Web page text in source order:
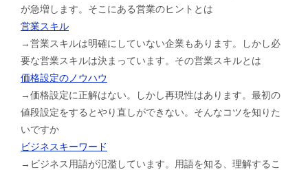
が急増します。そこにある営業のヒントとは
営業スキル
→営業スキルは明確にしていない企業もあります。しかし必
要な営業スキルは決まっています。その営業スキルとは
価格設定のノウハウ
→価格設定に正解はない。しかし再現性はあります。最初の
値段設定をするとやり直しができない。そんなコツを知りた
いですか
ビジネスキーワード
→ビジネス用語が氾濫しています。用語を知る、理解するこ